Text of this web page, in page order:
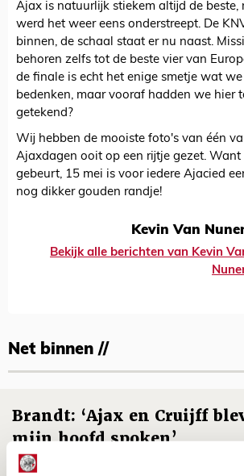
Ajax is natuurlijk stiekem altijd de beste,
werd het weer eens onderstreept. De
binnen, de schaal staat er nu naast.
behoren zelfs tot de beste vier van
de finale is echt het enige smetje wat
bedenken, maar vooraf hadden we hier
getekend?
Wij hebben de mooiste foto's van één
Ajaxdagen ooit op een rijtje gezet.
gebeurt, 15 mei is voor iedere Ajacied
nog dikker gouden randje!
Kevin Van
Bekijk alle berichten van Kevin
Net binnen //
Brandt: ‘Ajax en Cruijff
mijn hoofd spoken’
07 AUGUSTUS 2026 - 20:02